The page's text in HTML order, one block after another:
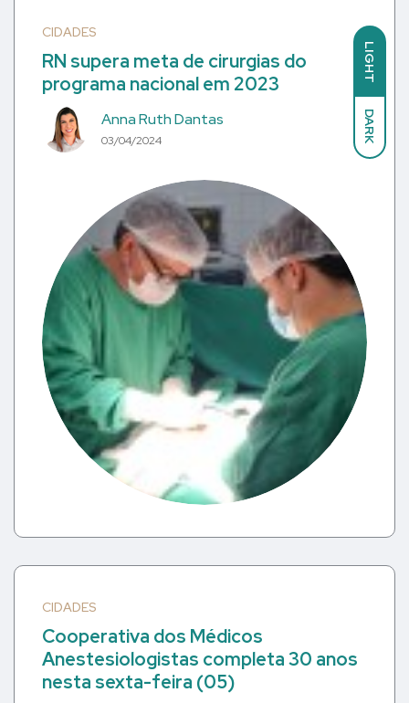
LIGHT
DARK
CIDADES
RN supera meta de cirurgias do
programa nacional em 2023
Anna Ruth Dantas
03/04/2024
CIDADES
Cooperativa dos Médicos
Anestesiologistas completa 30 anos
nesta sexta-feira (05)